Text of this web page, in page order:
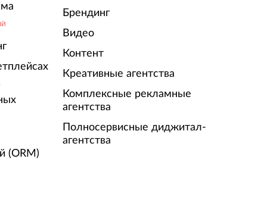
(ORM)
Брендинг
Видео
Контент
Креативные агентства
Комплексные рекламные
агентства
Полносервисные диджитал-
агентства